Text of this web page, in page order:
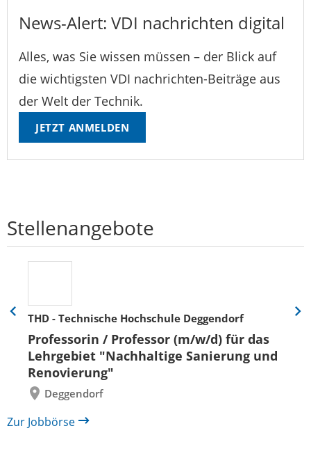
News-Alert: VDI nachrichten digital
Alles, was Sie wissen müssen – der Blick auf
die wichtigsten VDI nachrichten-Beiträge aus
der Welt der Technik.
JETZT ANMELDEN
Stellenangebote
THD - Technische Hochschule Deggendorf
Professorin / Professor (m/w/d) für das
Lehrgebiet "Nachhaltige Sanierung und
Renovierung"
Deggendorf
Eine
zurück
Eine
Zur Jobbörse